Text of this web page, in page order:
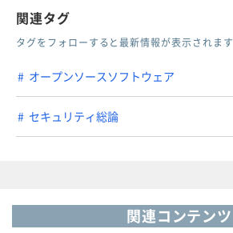
関連タグ
タグをフォローすると最新情報が表示されます
オープンソースソフトウェア
セキュリティ総論
関連コンテンツ